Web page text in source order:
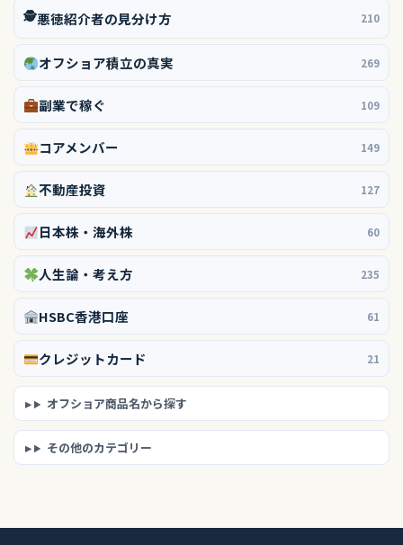
🕵️悪徳紹介者の見分け方 210
オフショア積立の真実 269
副業で稼ぐ 109
コアメンバー 149
不動産投資 127
日本株・海外株 60
人生論・考え方 235
HSBC香港口座 61
クレジットカード 21
オフショア商品名から探す
その他のカテゴリー